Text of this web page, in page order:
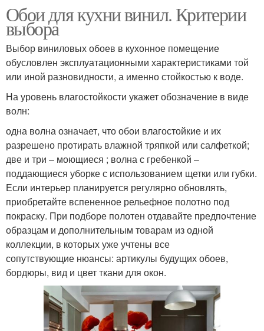
Обои для кухни винил. Критерии
выбора
Выбор виниловых обоев в кухонное помещение
обусловлен эксплуатационными характеристиками той
или иной разновидности, а именно стойкостью к воде.
На уровень влагостойкости укажет обозначение в виде
волн:
одна волна означает, что обои влагостойкие и их
разрешено протирать влажной тряпкой или салфеткой;
две и три – моющиеся ; волна с гребенкой –
поддающиеся уборке с использованием щетки или губки.
Если интерьер планируется регулярно обновлять,
приобретайте вспененное рельефное полотно под
покраску. При подборе полотен отдавайте предпочтение
образцам и дополнительным товарам из одной
коллекции, в которых уже учтены все
сопутствующие нюансы: артикулы будущих обоев,
бордюры, вид и цвет ткани для окон.